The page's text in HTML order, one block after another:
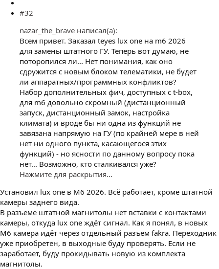
#32
nazar_the_brave написал(а):
Всем привет. Заказал teyes lux one на m6 2026
для замены штатного ГУ. Теперь вот думаю, не
поторопился ли... Нет понимания, как оно
сдружится с новым блоком телематики, не будет
ли аппаратных/программных конфликтов?
Набор дополнительных фич, доступных с t-box,
для m6 довольно скромный (дистанционный
запуск, дистанционный замок, настройка
климата) и вроде бы ни одна из функций не
завязана напрямую на ГУ (по крайней мере в ней
нет ни одного пункта, касающегося этих
функций) - но ясности по данному вопросу пока
нет... Возможно, кто сталкивался уже?
Нажмите для раскрытия...
Установил lux one в М6 2026. Всё работает, кроме штатной
камеры заднего вида.
В разъеме штатной магнитолы нет вставки с контактами
камеры, откуда lux one ждёт сигнал. Как я понял, в новых
М6 камера идёт через отдельный разъем fakra. Переходник
уже приобретен, в выходные буду проверять. Если не
заработает, буду прокидывать новую из комплекта
магнитолы.